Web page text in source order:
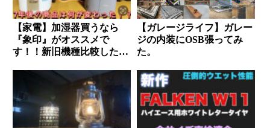
【家電】加湿器買うなら
『象印』がオススメで
す！！新旧機種比較したけ
【ガレージライフ】ガレー
ジの内装にOSB張ってみ
た。